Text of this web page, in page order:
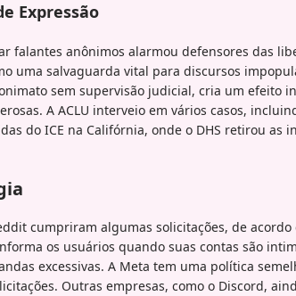
Expressão
falantes anônimos alarmou defensores das
uma salvaguarda vital para discursos
sem supervisão judicial, cria um efeito
A ACLU interveio em vários casos,
do ICE na Califórnia, onde o DHS retirou as
cumpriram algumas solicitações, de acordo
os usuários quando suas contas são
excessivas. A Meta tem uma política
Outras empresas, como o Discord,